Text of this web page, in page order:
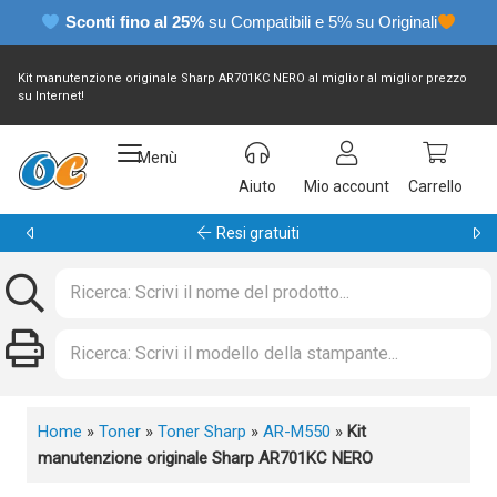
Sconti fino al 25% su Compatibili e 5% su Originali
Kit manutenzione originale Sharp AR701KC NERO al miglior al miglior prezzo
su Internet!
Menù
Aiuto
Mio account Carrello
Garanzia 24 mesi
Home » Toner » Toner Sharp » AR-M550 » Kit
manutenzione originale Sharp AR701KC NERO